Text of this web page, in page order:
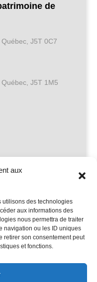
aux
utilisons des technologies
aux informations des
nous permettra de traiter
navigation ou les ID uniques
retirer son consentement peut
et fonctions.
de
J5T 0C7
J5T 1M5